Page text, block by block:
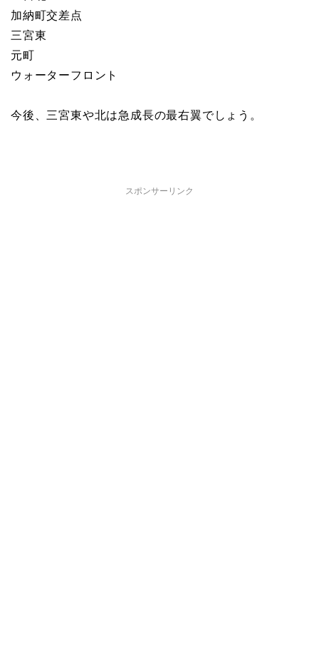
加納町交差点
三宮東
元町
ウォーターフロント
今後、三宮東や北は急成長の最右翼でしょう。
スポンサーリンク